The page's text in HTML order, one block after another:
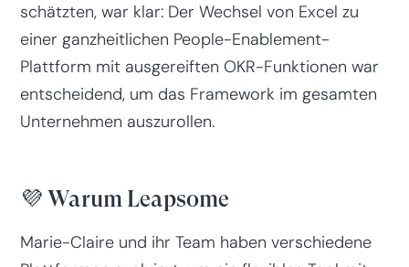
schätzten, war klar: Der Wechsel von Excel zu
einer ganzheitlichen People-Enablement-
Plattform mit ausgereiften OKR-Funktionen war
entscheidend, um das Framework im gesamten
Unternehmen auszurollen.
💜 Warum Leapsome
Marie-Claire und ihr Team haben verschiedene